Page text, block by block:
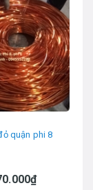
quận phi 8